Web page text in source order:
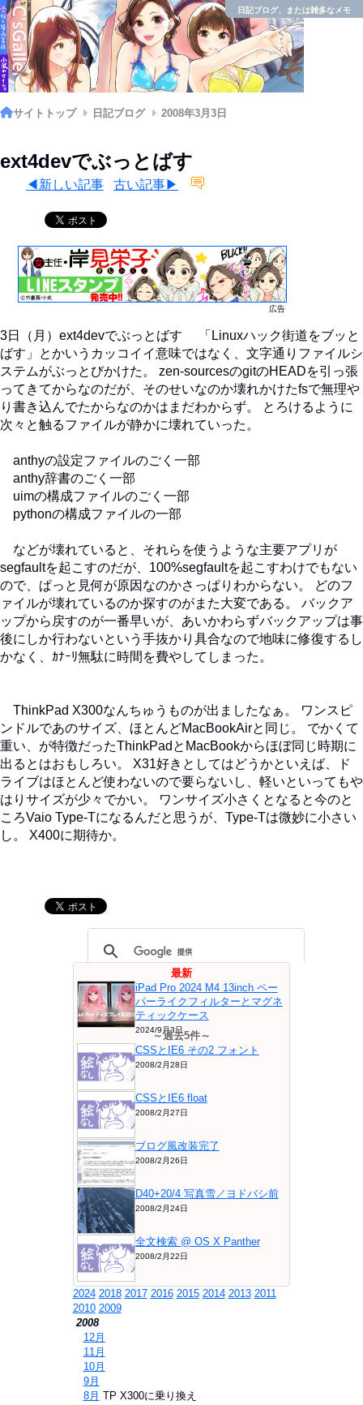
日記ブログ、または雑多なメモ
サイトトップ 日記ブログ 2008年3月3日
ext4devでぶっとばす
◀新しい記事 古い記事▶
広告
3日（月）ext4devでぶっとばす 「Linuxハック街道をブッと
ばす」とかいうカッコイイ意味ではなく、文字通りファイルシ
ステムがぶっとびかけた。 zen-sourcesのgitのHEADを引っ張
ってきてからなのだが、そのせいなのか壊れかけたfsで無理や
り書き込んでたからなのかはまだわからず。 とろけるように
次々と触るファイルが静かに壊れていった。
anthyの設定ファイルのごく一部
anthy辞書のごく一部
uimの構成ファイルのごく一部
pythonの構成ファイルの一部
などが壊れていると、それらを使うような主要アプリが
segfaultを起こすのだが、100%segfaultを起こすわけでもない
ので、ぱっと見何が原因なのかさっぱりわからない。 どのフ
ァイルが壊れているのか探すのがまた大変である。 バックア
ップから戻すのが一番早いが、あいかわらずバックアップは事
後にしか行わないという手抜かり具合なので地味に修復するし
かなく、ｶﾅｰﾘ無駄に時間を費やしてしまった。
ThinkPad X300なんちゅうものが出ましたなぁ。 ワンスピ
ンドルであのサイズ、ほとんどMacBookAirと同じ。 でかくて
重い、が特徴だったThinkPadとMacBookからほぼ同じ時期に
出るとはおもしろい。 X31好きとしてはどうかといえば、ド
ライブはほとんど使わないので要らないし、軽いといってもや
はりサイズが少々でかい。 ワンサイズ小さくとなると今のと
ころVaio Type-Tになるんだと思うが、Type-Tは微妙に小さい
し。 X400に期待か。
最新
iPad Pro 2024 M4 13inch ペー
パーライクフィルターとマグネ
ティックケース
2024/9月3日
～過去5件～
CSSとIE6 その2 フォント
2008/2月28日
CSSとIE6 float
2008/2月27日
ブログ風改装完了
2008/2月26日
D40+20/4 写真雪／ヨドバシ前
2008/2月24日
全文検索 @ OS X Panther
2008/2月22日
2024 2018 2017 2016 2015 2014 2013 2011
2010 2009
2008
12月
11月
10月
9月
8月 TP X300に乗り換え